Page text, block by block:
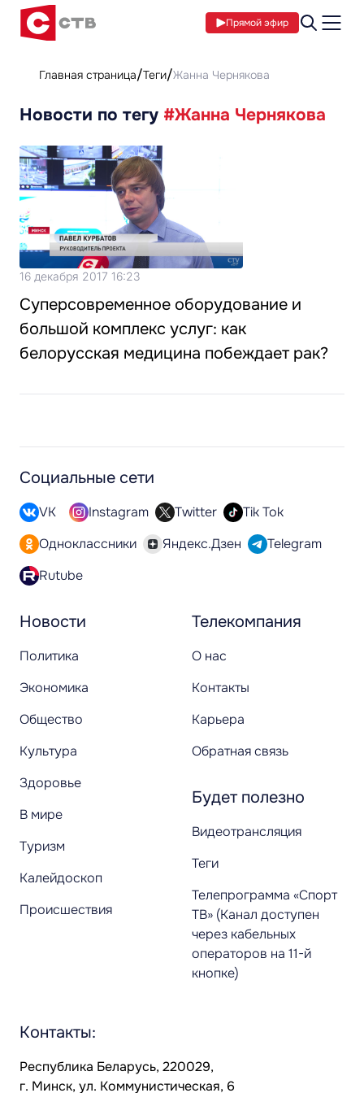
Прямой эфир
Главная страница Теги Жанна Чернякова
Новости по тегу #Жанна Чернякова
16 декабря 2017 16:23
Суперсовременное оборудование и
большой комплекс услуг: как
белорусская медицина побеждает рак?
Новости
Политика
Экономика
Общество
Культура
Здоровье
В мире
Туризм
Калейдоскоп
Происшествия
Телекомпания
О нас
Контакты
Карьера
Обратная связь
Будет полезно
Видеотрансляция
Теги
Телепрограмма «Спорт
ТВ» (Канал доступен
через кабельных
операторов на 11-й
кнопке)
Социальные сети
VK Instagram Twitter
Tik Tok
Одноклассники
Яндекс.Дзен
Telegram
Rutube
Контакты:
Республика Беларусь, 220029,
г. Минск, ул. Коммунистическая, 6